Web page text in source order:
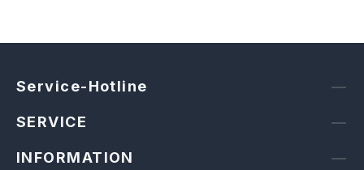
Service-Hotline
SERVICE
INFORMATION